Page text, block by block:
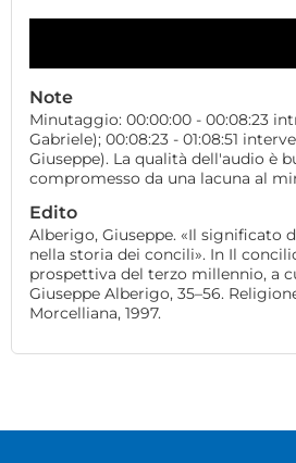
Note
Minutaggio: 00:00:00 - 00:08:23
Gabriele); 00:08:23 - 01:08:51
Giuseppe). La qualità dell'audio è
compromesso da una lacuna al
Edito
Alberigo, Giuseppe. «Il significato
nella storia dei concili». In Il
prospettiva del terzo millennio, a
Giuseppe Alberigo, 35–56.
Morcelliana, 1997.